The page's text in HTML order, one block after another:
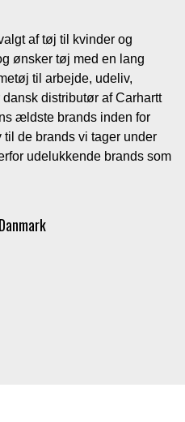
af tøj til kvinder og
ønsker tøj med en lang
til arbejde, udeliv,
distributør af Carhartt
ældste brands inden for
de brands vi tager under
udelukkende brands som